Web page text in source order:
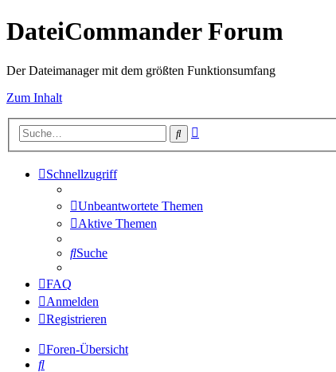
DateiCommander Forum
Der Dateimanager mit dem größten Funktionsumfang
Zum Inhalt
Suche
Schnellzugriff
Unbeantwortete Themen
Aktive Themen
Suche
FAQ
Anmelden
Registrieren
Foren-Übersicht
Suche